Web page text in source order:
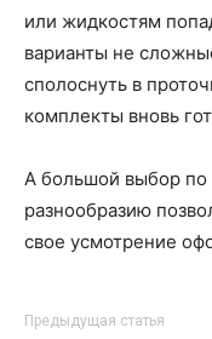
или жидкостям
варианты не
сполоснуть в
комплекты вновь
А большой выбор по
разнообразию
свое усмотрение
Предыдущая статья